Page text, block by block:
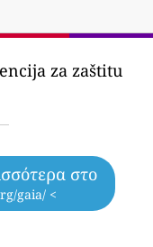
za zaštitu
στο
gaia/ <